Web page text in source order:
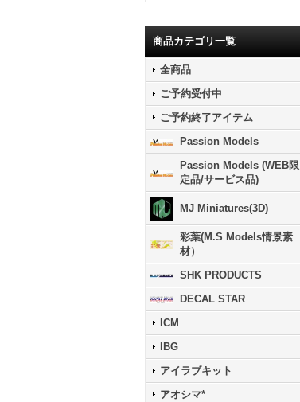
商品カテゴリ一覧
全商品
ご予約受付中
ご予約終了アイテム
Passion Models
Passion Models (WEB限
定品/サービス品)
MJ Miniatures(3D)
彩葉(M.S Models情景素
材）
SHK PRODUCTS
DECAL STAR
ICM
IBG
アイラブキット
アオシマ*